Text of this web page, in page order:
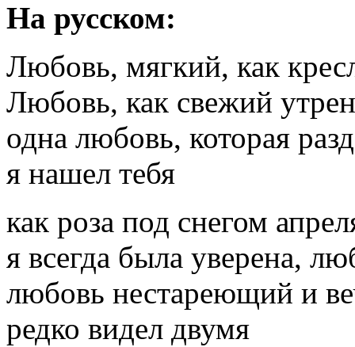
На русском:
Любовь, мягкий, как
Любовь, как свежий
одна любовь, которая
я нашел тебя
как роза под снегом
я всегда была уверена,
любовь нестареющий и
редко видел двумя